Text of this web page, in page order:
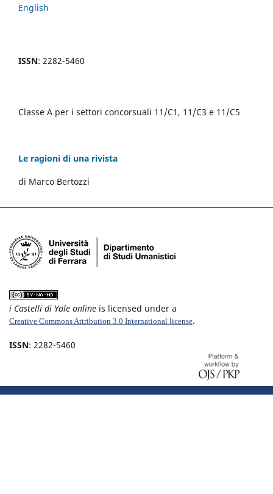
English
ISSN: 2282-5460
Classe A per i settori concorsuali 11/C1, 11/C3 e 11/C5
Le ragioni di una rivista
di Marco Bertozzi
i Castelli di Yale onlineis licensed under a
Creative Commons Attribution 3.0 International license.
ISSN: 2282-5460